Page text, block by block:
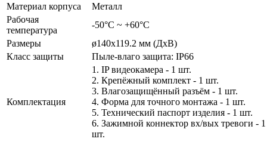
Материал корпуса
Металл
Рабочая
температура
-50°С ~ +60°С
Размеры
ø140x119.2 мм (ДхВ)
Класс защиты
Пыле-влаго защита: IP66
Комплектация
1. IP видеокамера - 1 шт.
2. Крепёжный комплект - 1 шт.
3. Влагозащищённый разъём - 1 шт.
4. Форма для точного монтажа - 1 шт.
5. Технический паспорт изделия - 1 шт.
6. Зажимной коннектор вх/вых тревоги - 1
шт.